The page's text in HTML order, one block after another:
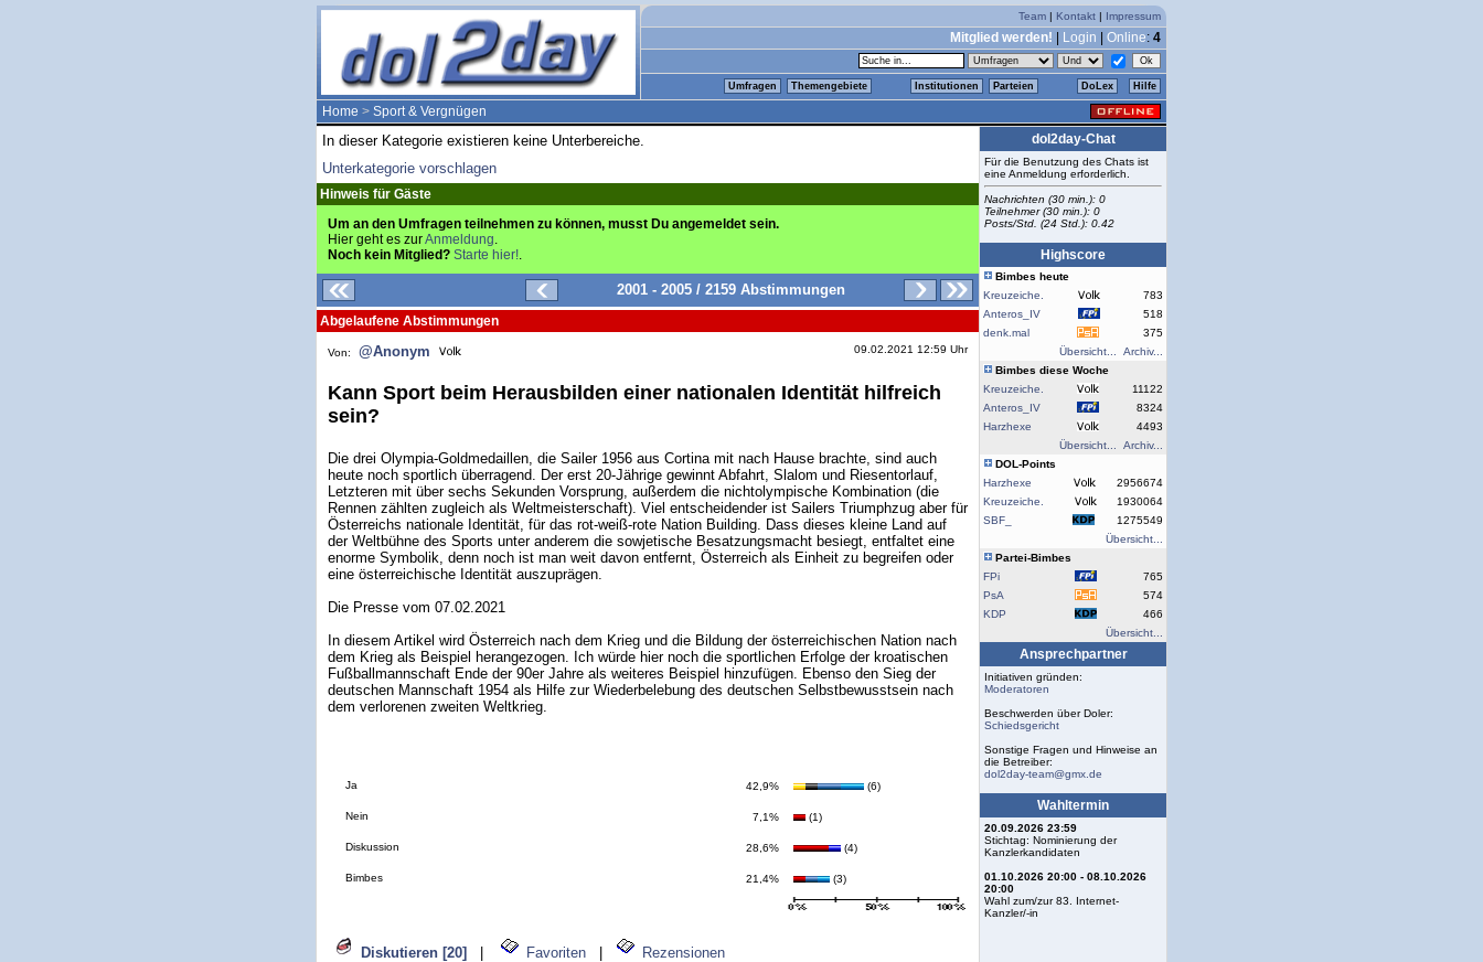
Team | Kontakt | Impressum
Mitglied werden! Login Online: 4
Umfragen Themengebiete Institutionen Parteien DoLex Hilfe
Home > Sport & Vergnügen
In dieser Kategorie existieren keine Unterbereiche.
Unterkategorie vorschlagen
Hinweis für Gäste
Um an den Umfragen teilnehmen zu können, musst Du angemeldet sein.
Hier geht es zurAnmeldung.
Noch kein Mitglied? Starte hier!.
2001 - 2005 / 2159 Abstimmungen
Abgelaufene Abstimmungen
Von: @Anonym 09.02.2021 12:59 Uhr
Kann Sport beim Herausbilden einer nationalen Identität hilfreich
sein?
Die drei Olympia-Goldmedaillen, die Sailer 1956 aus Cortina mit nach Hause brachte, sind auch
heute noch sportlich überragend. Der erst 20-Jährige gewinnt Abfahrt, Slalom und Riesentorlauf,
Letzteren mit über sechs Sekunden Vorsprung, außerdem die nichtolympische Kombination (die
Rennen zählten zugleich als Weltmeisterschaft). Viel entscheidender ist Sailers Triumphzug aber für
Österreichs nationale Identität, für das rot-weiß-rote Nation Building. Dass dieses kleine Land auf
der Weltbühne des Sports unter anderem die sowjetische Besatzungsmacht besiegt, entfaltet eine
enorme Symbolik, denn noch ist man weit davon entfernt, Österreich als Einheit zu begreifen oder
eine österreichische Identität auszuprägen.
Die Presse vom 07.02.2021
In diesem Artikel wird Österreich nach dem Krieg und die Bildung der österreichischen Nation nach
dem Krieg als Beispiel herangezogen. Ich würde hier noch die sportlichen Erfolge der kroatischen
Fußballmannschaft Ende der 90er Jahre als weiteres Beispiel hinzufügen. Ebenso den Sieg der
deutschen Mannschaft 1954 als Hilfe zur Wiederbelebung des deutschen Selbstbewusstsein nach
dem verlorenen zweiten Weltkrieg.
Ja 42,9% (6)
Nein 7,1% (1)
Diskussion 28,6% (4)
Bimbes 21,4% (3)
Diskutieren [20] Favoriten Rezensionen
dol2day-Chat
Für die Benutzung des Chats ist
eine Anmeldung erforderlich.
Nachrichten (30 min.): 0
Teilnehmer (30 min.): 0
Posts/Std. (24 Std.): 0.42
Highscore
Bimbes heute
Kreuzeiche.
783
Anteros_IV
518
denk.mal
375
Übersicht...
Archiv...
Bimbes diese Woche
Kreuzeiche.
11122
Anteros_IV
8324
Harzhexe
4493
Übersicht...
Archiv...
DOL-Points
Harzhexe
2956674
Kreuzeiche.
1930064
SBF_
1275549
Übersicht...
Partei-Bimbes
FPi
765
PsA
574
KDP
466
Übersicht...
Ansprechpartner
Initiativen gründen:
Moderatoren
Beschwerden über Doler:
Schiedsgericht
Sonstige Fragen und Hinweise an
die Betreiber:
dol2day-team@gmx.de
Wahltermin
20.09.2026 23:59
Stichtag: Nominierung der
Kanzlerkandidaten
01.10.2026 20:00 - 08.10.2026
20:00
Wahl zum/zur 83. Internet-
Kanzler/-in